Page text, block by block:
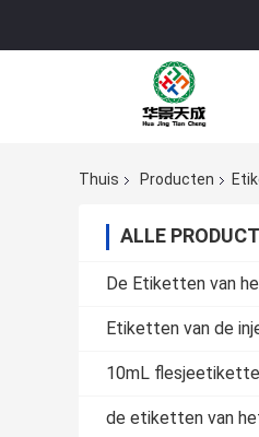
Thuis Producten
ALLE
De Etiketten van
Etiketten van de
10mL
de etiketten van